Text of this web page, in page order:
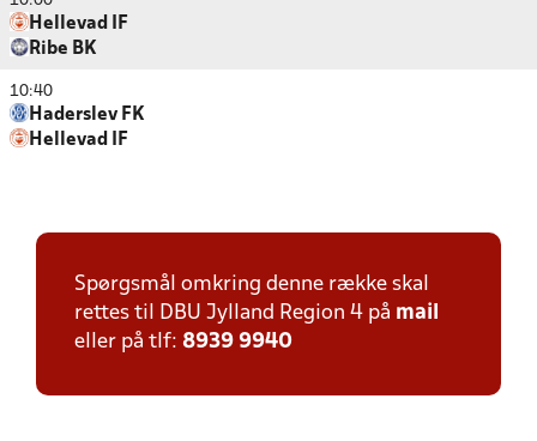
Hellevad IF
Ribe BK
10:40
Haderslev FK
Hellevad IF
Spørgsmål omkring denne række skal
rettes til DBU Jylland Region 4 på mail
eller på tlf: 8939 9940